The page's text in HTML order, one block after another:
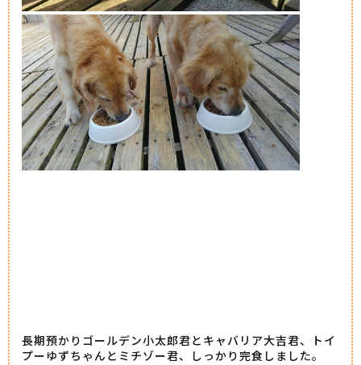
長期預かりゴールデン小太郎君とキャバリア大吉君、トイ
プーゆずちゃんとミチゾー君、しっかり完食しました。